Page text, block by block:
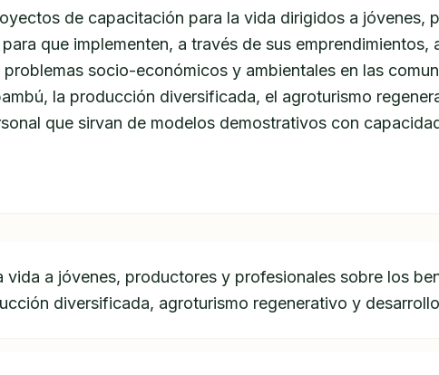
de capacitación para la vida dirigidos a jóvenes,
que implementen, a través de sus emprendimientos,
socio-económicos y ambientales en las
la producción diversificada, el agroturismo
que sirvan de modelos demostrativos con
vida a jóvenes, productores y profesionales sobre los
diversificada, agroturismo regenerativo y